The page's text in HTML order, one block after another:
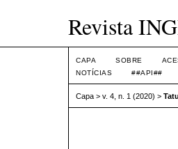
Revista
CAPA SOBRE
NOTÍCIAS
##API##
Capa > v. 4, n. 1 (2020) >